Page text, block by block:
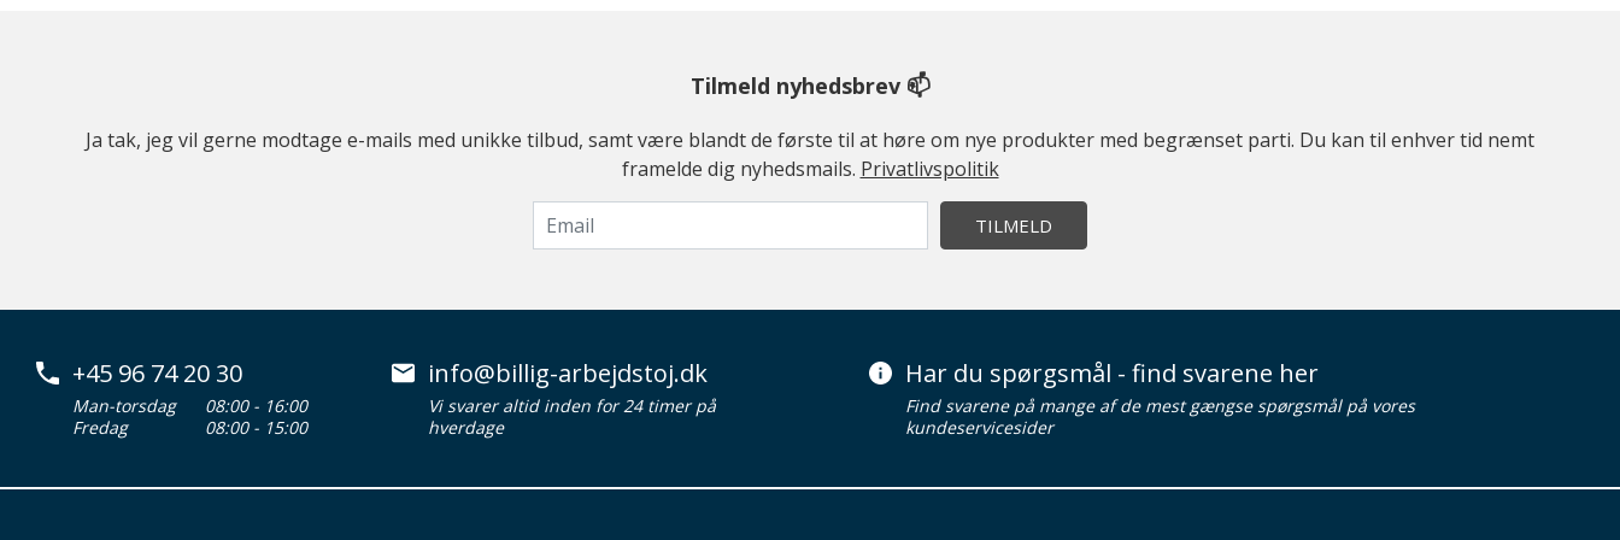
Tilmeld nyhedsbrev 📫
Ja tak, jeg vil gerne modtage e-mails med unikke tilbud, samt være blandt de første til at høre om nye produkter med begrænset parti. Du kan til enhver tid nemt
framelde dig nyhedsmails. Privatlivspolitik
TILMELD
+45 96 74 20 30
Man-torsdag
08:00 - 16:00
Fredag
08:00 - 15:00
info@billig-arbejdstoj.dk
Vi svarer altid inden for 24 timer på
hverdage
Har du spørgsmål - find svarene her
Find svarene på mange af de mest gængse spørgsmål på vores
kundeservicesider